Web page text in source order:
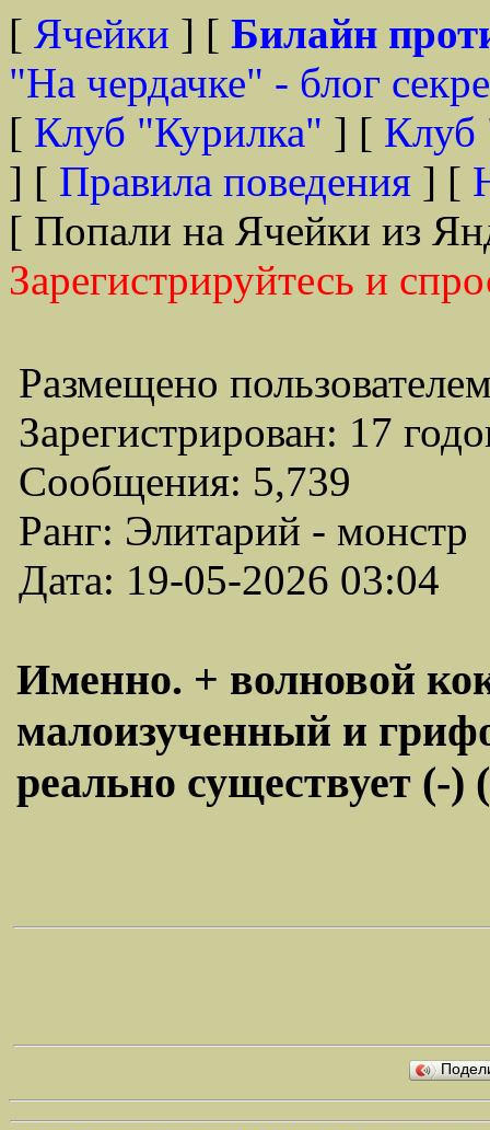
[ Ячейки ] [ Билайн
"На чердачке" - блог
[ Клуб "Курилка" ] [ Клуб
] [ Правила поведения ] [
[ Попали на Ячейки из
Зарегистрируйтесь и
Размещено
Зарегистрирован: 17
Сообщения: 5,739
Ранг: Элитарий - монстр
Дата: 19-05-2026 03:04
Именно. + волновой
малоизученный и
реально существует (-